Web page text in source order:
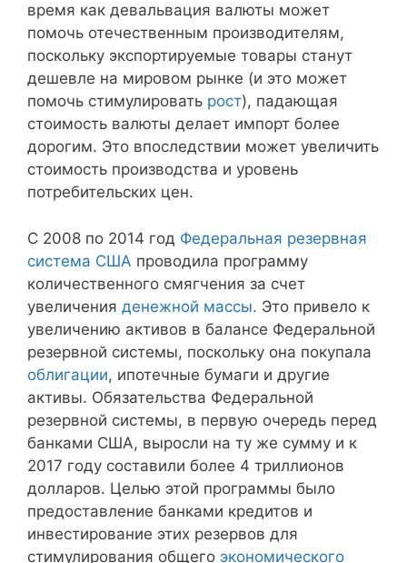
время как девальвация валюты может
помочь отечественным производителям,
поскольку экспортируемые товары станут
дешевле на мировом рынке (и это может
помочь стимулировать рост), падающая
стоимость валюты делает импорт более
дорогим. Это впоследствии может увеличить
стоимость производства и уровень
потребительских цен.
С 2008 по 2014 год Федеральная резервная
система США проводила программу
количественного смягчения за счет
увеличения денежной массы. Это привело к
увеличению активов в балансе Федеральной
резервной системы, поскольку она покупала
облигации, ипотечные бумаги и другие
активы. Обязательства Федеральной
резервной системы, в первую очередь перед
банками США, выросли на ту же сумму и к
2017 году составили более 4 триллионов
долларов. Целью этой программы было
предоставление банками кредитов и
инвестирование этих резервов для
стимулирования общего экономического